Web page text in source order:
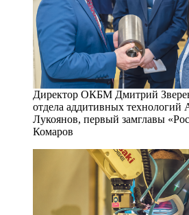
Директор ОКБМ Дмитрий
отдела аддитивных технологий
Лукоянов, первый замглавы
Комаров